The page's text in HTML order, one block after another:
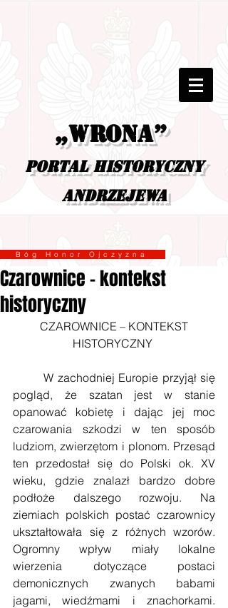
„Wrona”
portal historyczny
Andrzejewa
Honor Ojczyzna
Czarownice - kontekst
historyczny
HISTORYCZNY
        W zachodniej Europie przyjął się
pogląd, że szatan jest w stanie
opanować kobietę i dając jej moc
czarowania szkodzi w ten sposób
ludziom, zwierzętom i plonom. Przesąd
ten przedostał się do Polski ok. XV
wieku, gdzie znalazł bardzo dobre
podłoże dalszego rozwoju. Na
ziemiach polskich postać czarownicy
ukształtowała się z różnych wzorów.
Ogromny wpływ miały lokalne
wierzenia dotyczące postaci
demonicznych zwanych babami
jagami, wiedźmami i znachorkami.